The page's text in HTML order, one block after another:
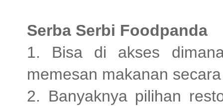
Serba Serbi Foodpanda
1. Bisa di akses
memesan makanan
2. Banyaknya pilihan